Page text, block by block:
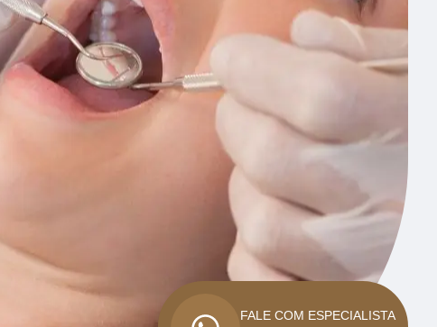
FALE COM ESPECIALISTA